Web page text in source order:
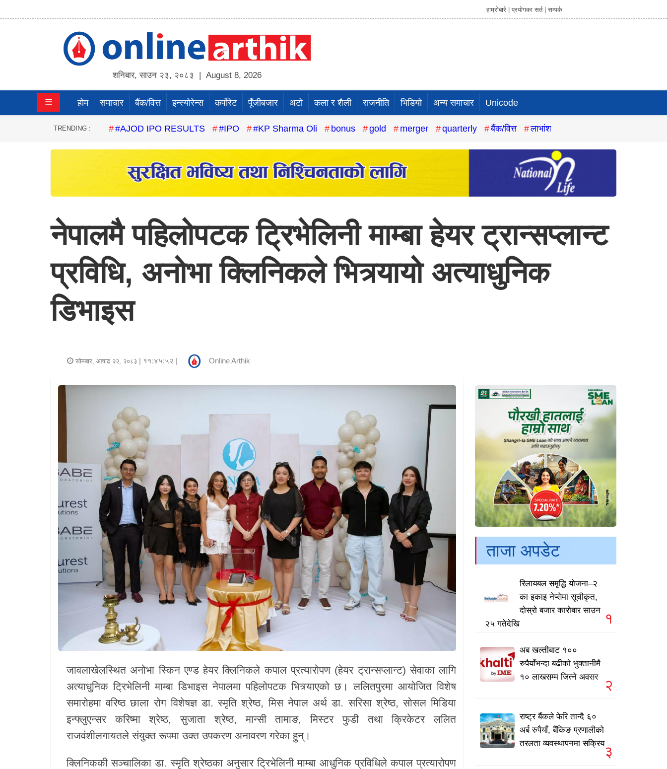
हाम्रोबारे | प्रयोगका सर्त | सम्पर्क
शनिबार,साउन २३, २०८३ | August 8, 2026
बैंक/
☰ होम समाचार बैंक/वित्त इन्स्योरेन्स कर्पाेरेट पूँजीबजार अटो कला र शैली राजनीति भिडियो अन्य समाचार Unicode
TRENDING : #AJOD IPO RESULTS #IPO #KP Sharma Oli bonus gold merger quarterly बैंक/वित्त लाभांश
नेपालमै पहिलोपटक ट्रिभेलिनी माम्बा हेयर ट्रान्सप्लान्ट
प्रविधि, अनोभा क्लिनिकले भित्र्यायो अत्याधुनिक
डिभाइस
सोमबार, आषाढ २२, २०८३ | ११:४५:५२ | Online Arthik
जावलाखेलस्थित अनोभा स्किन एण्ड हेयर क्लिनिकले कपाल प्रत्यारोपण (हेयर ट्रान्सप्लान्ट) सेवाका लागि
अत्याधुनिक ट्रिभेलिनी माम्बा डिभाइस नेपालमा पहिलोपटक भित्र्याएको छ। ललितपुरमा आयोजित विशेष
समारोहमा वरिष्ठ छाला रोग विशेषज्ञ डा. स्मृति श्रेष्ठ, मिस नेपाल अर्थ डा. सरिसा श्रेष्ठ, सोसल मिडिया
इन्फ्लुएन्सर करिष्मा श्रेष्ठ, सुजाता श्रेष्ठ, मान्सी तामाङ, मिस्टर फुडी तथा क्रिकेटर ललित
राजवंशीलगायतले संयुक्त रूपमा उक्त उपकरण अनावरण गरेका हुन्।
क्लिनिककी सञ्चालिका डा. स्मृति श्रेष्ठका अनुसार ट्रिभेलिनी माम्बा आधुनिक प्रविधिले कपाल प्रत्यारोपण
ताजा अपडेट
रिलायबल समृद्धि योजना–२
का इकाइ नेप्सेमा सूचीकृत,
दोस्रो बजार कारोबार साउन
२५ गतेदेखि
१
अब खल्तीबाट १००
रुपैयाँभन्दा बढीको भुक्तानीमै
१० लाखसम्म जित्ने अवसर
२
राष्ट्र बैंकले फेरि तान्दै ६०
अर्ब रुपैयाँ, बैंकिङ प्रणालीको
तरलता व्यवस्थापनमा सक्रिय३